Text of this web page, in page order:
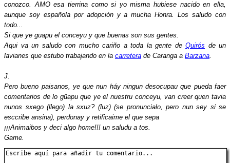
conozco. AMO esa tierrina como si yo misma hubiese nacido en ella,
aunque soy española por adopción y a mucha Honra. Los saludo con
todo...
Si que ye guapu el conceyu y que buenas son sus gentes.
Aqui va un saludo con mucho cariño a toda la gente de Quirós de un
lavianes que estubo trabajando en la carretera de Caranga a Barzana.
J.
Pero bueno paisanos, ye que nun háy ningun desocupau que pueda faer
comentarios de lo güapu que ye el nuestru conceyu, van creer quen tavia
nunos sxego (llego) la sxuz? (luz) (se pronuncialo, pero nun sey si se
esccribe ansina), perdonay y retificaime el que sepa
¡¡¡Animaibos y deci algo home!!! un saludu a tos.
Game.